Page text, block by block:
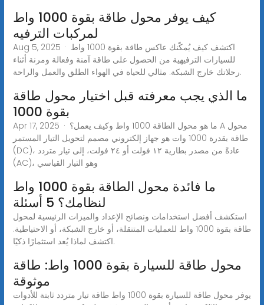
كيف يوفر محول طاقة بقوة 1000 واط
لمركبات الترفيه
Aug 5, 2025 · اكتشف كيف يُمكّنك عاكس طاقة بقوة 1000 واط
للسيارات الترفيهية من الحصول على طاقة آمنة وفعالة ومرنة أثناء
رحلاتك خارج الشبكة. مثالي للحياة في الهواء الطلق والعمل والراحة.
ما الذي يجب معرفته قبل اختيار محول طاقة
بقوة 1000
Apr 17, 2025 · ما هو محول الطاقة 1000 واط وكيف يعمل؟ A محول
طاقة بقدرة 1000 وات هو جهاز إلكتروني مصمم لتحويل التيار المستمر
(DC)، عادةً من مصدر بطارية ١٢ فولت أو ٢٤ فولت، إلى تيار متردد
(AC)، وهو التيار القياسي
ما فائدة محول الطاقة بقوة 1000 واط
لنظامك؟ 5 أسئلة
استكشف أفضل استخدامات ونصائح الإعداد والميزات الرئيسية لمحول
طاقة بقوة 1000 واط للعمليات المتنقلة، أو خارج الشبكة، أو الاحتياطية.
اكتشف لماذا يُعد استثمارًا ذكيًا.
محول طاقة للسيارة بقوة 1000 واط: طاقة
موثوقة
يوفر محول طاقة للسيارة بقوة 1000 واط طاقة تيار متردد ثابتة للأدوات